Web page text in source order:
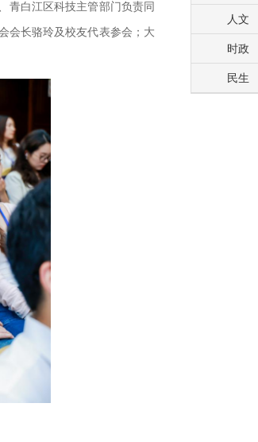
青白江区科技主管部门负责同
会长骆玲及校友代表参会；大
人文
时政
民生